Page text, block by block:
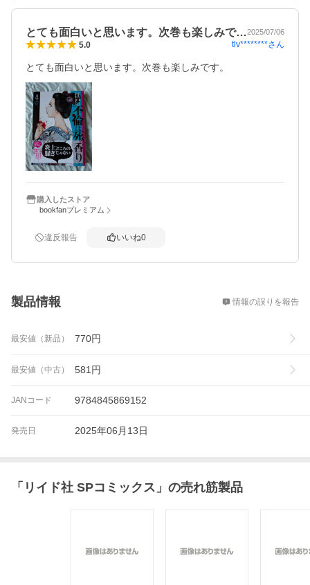
とても面白いと思います。次巻も楽しみで…2025/07/06
5.0 tlv********さん
とても面白いと思います。次巻も楽しみです。
購入したストア
bookfanプレミアム
違反報告 いいね0
製品情報 情報の誤りを報告
最安値（新品） 770円
最安値（中古） 581 円
JANコード 9784845869152
発売日 2025年06月13日
「 リイド社 SPコミックス 」の売れ筋製品